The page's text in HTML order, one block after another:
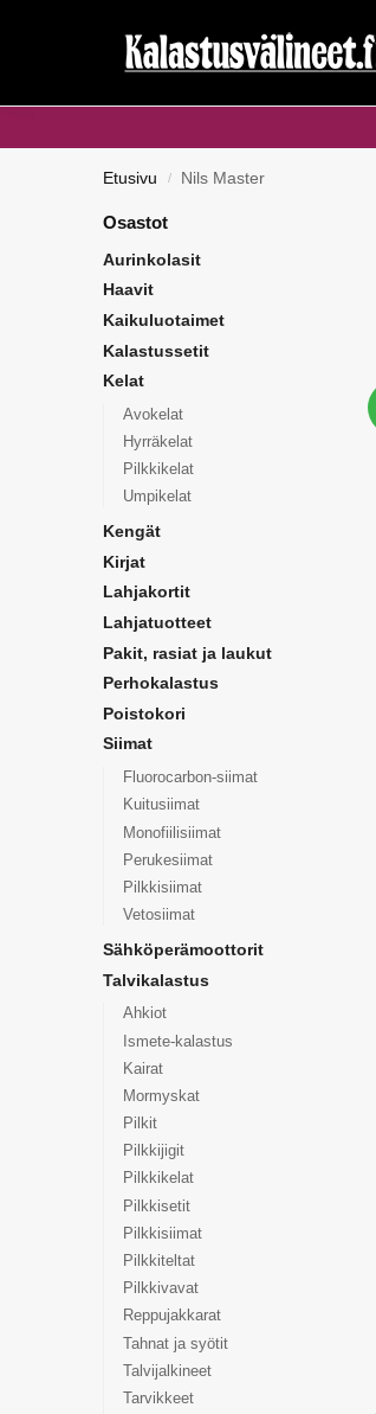
Etusivu / Nils Master
Osastot
Aurinkolasit
Haavit
Kaikuluotaimet
Kalastussetit
Kelat
Avokelat
Hyrräkelat
Pilkkikelat
Umpikelat
Kengät
Kirjat
Lahjakortit
Lahjatuotteet
Pakit, rasiat ja laukut
Perhokalastus
Poistokori
Siimat
Fluorocarbon-siimat
Kuitusiimat
Monofiilisiimat
Perukesiimat
Pilkkisiimat
Vetosiimat
Sähköperämoottorit
Talvikalastus
Ahkiot
Ismete-kalastus
Kairat
Mormyskat
Pilkit
Pilkkijigit
Pilkkikelat
Pilkkisetit
Pilkkisiimat
Pilkkiteltat
Pilkkivavat
Reppujakkarat
Tahnat ja syötit
Talvijalkineet
Tarvikkeet